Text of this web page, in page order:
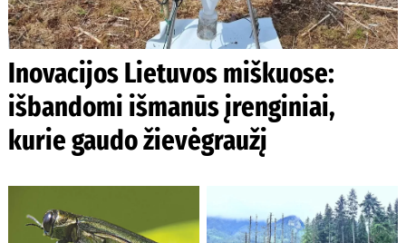
Inovacijos Lietuvos miškuose:
išbandomi išmanūs įrenginiai,
kurie gaudo žievėgraužį